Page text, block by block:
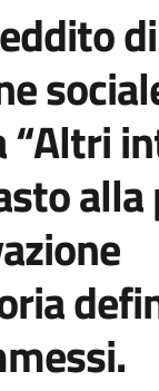
di
“Altri
alla